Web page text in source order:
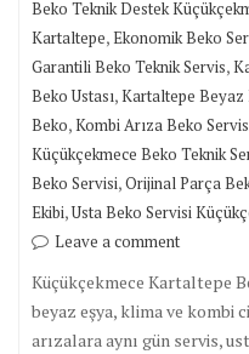
Beko Teknik Destek
Kartaltepe,Ekonomik Beko
Garantili Beko Teknik Servis,
Beko Ustası,Kartaltepe Beyaz
Beko,Kombi Arıza Beko
Küçükçekmece Beko Teknik
Beko Servisi,Orijinal Parça
Ekibi,Usta Beko Servisi
Leave a comment
Küçükçekmece Kartaltepe
beyaz eşya, klima ve kombi
arızalara aynı gün servis,